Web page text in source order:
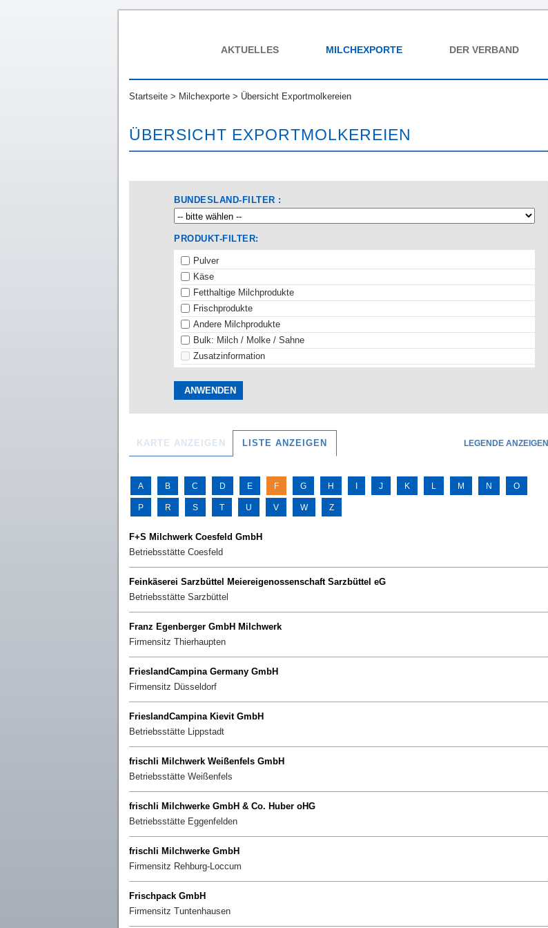
AKTUELLES MILCHEXPORTE DER VERBAND
Startseite > Milchexporte > Übersicht Exportmolkereien
ÜBERSICHT EXPORTMOLKEREIEN
BUNDESLAND-FILTER :
PRODUKT-FILTER:
Pulver
Käse
Fetthaltige Milchprodukte
Frischprodukte
Andere Milchprodukte
Bulk: Milch / Molke / Sahne
Zusatzinformation
KARTE ANZEIGEN LISTE ANZEIGEN LEGENDE ANZEIGEN
A B C D E F G H J K M N O
P R S T U V W Z
F+S Milchwerk Coesfeld GmbH
Betriebsstätte Coesfeld
Feinkäserei Sarzbüttel Meiereigenossenschaft Sarzbüttel eG
Betriebsstätte Sarzbüttel
Franz Egenberger GmbH Milchwerk
Firmensitz Thierhaupten
FrieslandCampina Germany GmbH
Firmensitz Düsseldorf
FrieslandCampina Kievit GmbH
Betriebsstätte Lippstadt
frischli Milchwerk Weißenfels GmbH
Betriebsstätte Weißenfels
frischli Milchwerke GmbH & Co. Huber oHG
Betriebsstätte Eggenfelden
frischli Milchwerke GmbH
Firmensitz Rehburg-Loccum
Frischpack GmbH
Firmensitz Tuntenhausen